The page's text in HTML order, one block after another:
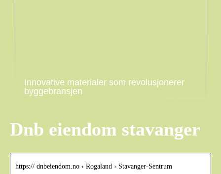
Innovative materialer som revolusjonerer
byggebransjen
Dnb eiendom stavanger
https:// dnbeiendom.no › Rogaland › Stavanger-Sentrum